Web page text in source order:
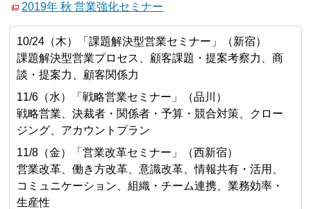
2019年 秋 営業強化セミナー
10/24（木）「課題解決型営業セミナー」（新宿）
課題解決型営業プロセス、顧客課題・提案考察力、商
談・提案力、顧客関係力
11/6（水）「戦略営業セミナー」（品川）
戦略営業、決裁者・関係者・予算・競合対策、クロー
ジング、アカウントプラン
11/8（金）「営業改革セミナー」（西新宿）
営業改革、働き方改革、意識改革、情報共有・活用、
コミュニケーション、組織・チーム連携、業務効率・
生産性